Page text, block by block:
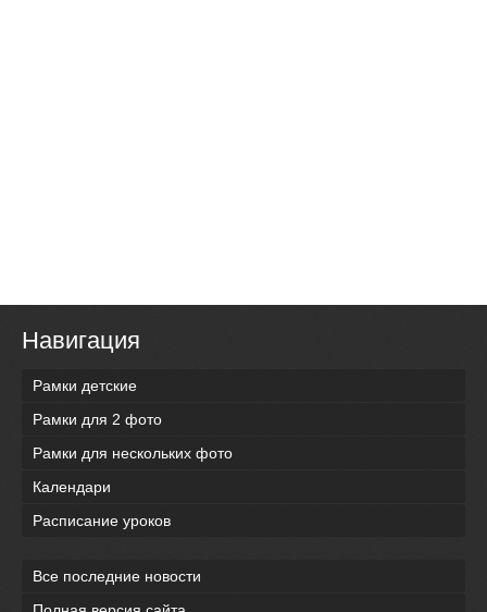
Навигация
Рамки детские
Рамки для 2 фото
Рамки для нескольких фото
Календари
Расписание уроков
Все последние новости